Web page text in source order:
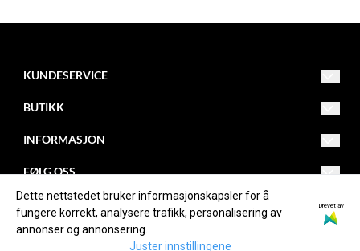
KUNDESERVICE
3420 Lierskogen
Org. nr. NO982084474MVA
firmapost@kollevold.no
BUTIKK
Salgsvilkår
Kontakt oss
Opprett konto
Logg inn
INFORMASJON
Om oss
Blogg
Om informasjonskapsler
FØLG OSS
Facebook
Instagram
Dette nettstedet bruker informasjonskapsler for å
fungere korrekt, analysere trafikk, personalisering av
annonser og annonsering.
Drevet av
Juster innstillingene